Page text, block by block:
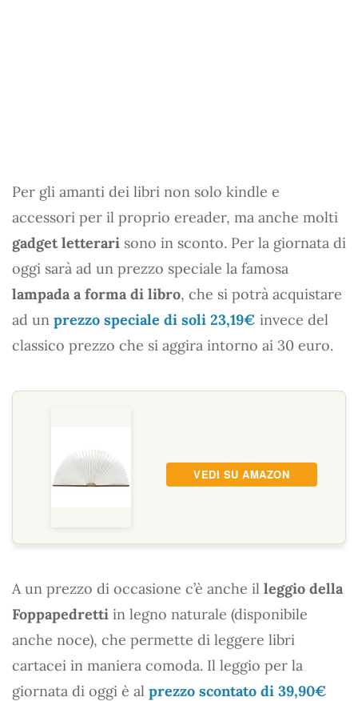
Per gli amanti dei libri non solo kindle e
accessori per il proprio ereader, ma anche molti
gadget letterari sono in sconto. Per la giornata di
oggi sarà ad un prezzo speciale la famosa
lampada a forma di libro, che si potrà acquistare
ad un prezzo speciale di soli 23,19€ invece del
classico prezzo che si aggira intorno ai 30 euro.
VEDI SU AMAZON
A un prezzo di occasione c’è anche il leggio della
Foppapedretti in legno naturale (disponibile
anche noce), che permette di leggere libri
cartacei in maniera comoda. Il leggio per la
giornata di oggi è al prezzo scontato di 39,90€